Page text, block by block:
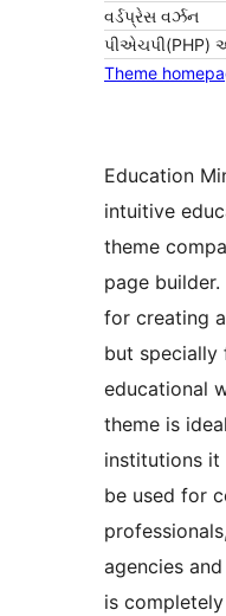
વર્ડપ્રેસ વર્ઝન
પીએચપી(PHP)
Theme
Education
intuitive
theme
page
for creating
but specially
educational
theme is
institutions it
be used for
agencies
is